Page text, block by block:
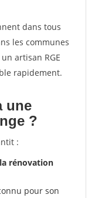
dans tous
les communes
artisan RGE
rapidement.
une
?
:
rénovation
pour son